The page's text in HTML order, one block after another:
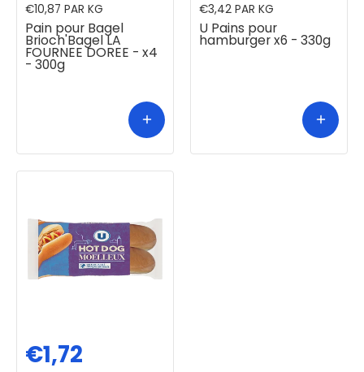
Pain pour Bagel
Brioch'Bagel LA
FOURNEE DOREE - x4
- 300g
€10,87 PAR KG
U Pains pour
hamburger x6 - 330g
€3,42 PAR KG
€1,72